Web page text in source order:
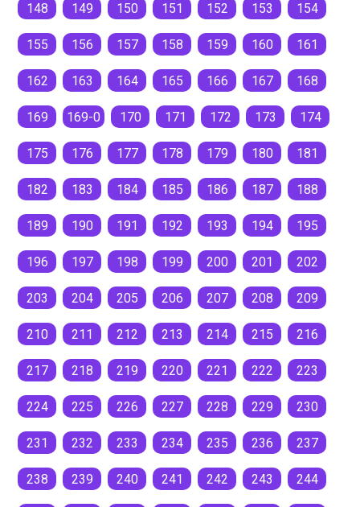
148 149 150 151 152 153 154
155 156 157 158 159 160 161
162 163 164 165 166 167 168
169 169-0 170 171 172 173 174
175 176 177 178 179 180 181
182 183 184 185 186 187 188
189 190 191 192 193 194 195
196 197 198 199 200 201 202
203 204 205 206 207 208 209
210 211 212 213 214 215 216
217 218 219 220 221 222 223
224 225 226 227 228 229 230
231 232 233 234 235 236 237
238 239 240 241 242 243 244